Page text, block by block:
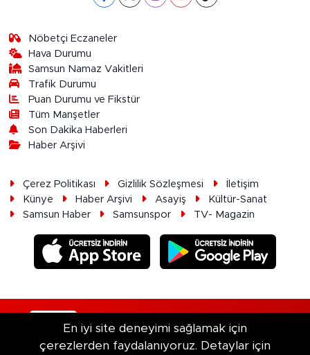
Nöbetçi Eczaneler
Hava Durumu
Samsun Namaz Vakitleri
Trafik Durumu
Puan Durumu ve Fikstür
Tüm Manşetler
Son Dakika Haberleri
Haber Arşivi
Çerez Politikası Gizlilik Sözleşmesi
İletişim
Künye
Haber Arşivi Asayiş
Kültür-Sanat
Samsun Haber
Samsunspor TV- Magazin
En iyi site deneyimi sağlamak için
çerezlerden faydalanıyoruz. Detaylar için